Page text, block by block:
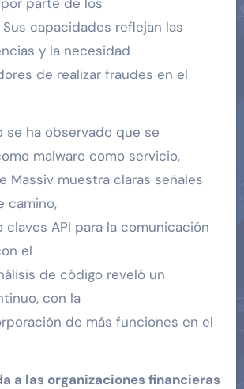
capacidades reflejan las
y la necesidad
de realizar fraudes en el
se ha observado que se
malware como servicio,
Massiv muestra claras señales
camino,
API para la comunicación
el
de código reveló un
con la
de más funciones en el
a las organizaciones financieras